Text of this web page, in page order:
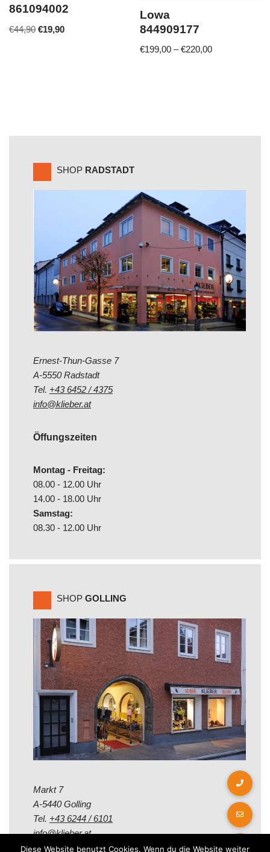
861094002
€44,90 €19,90
Lowa
844909177
€199,00 –€220,00
SHOP RADSTADT
Ernest-Thun-Gasse 7
A-5550 Radstadt
Tel. +43 6452 / 4375
info@klieber.at
Öffungszeiten
Montag - Freitag:
08.00 - 12.00 Uhr
14.00 - 18.00 Uhr
Samstag:
08.30 - 12.00 Uhr
SHOP GOLLING
Markt 7
A-5440 Golling
Tel. +43 6244 / 6101
info@klieber.at
Diese Website benutzt Cookies. Wenn du die Website weiter